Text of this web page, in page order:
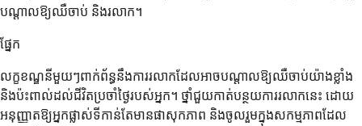
បណ្តាលឱ្យឈឺចាប់ និងរលាក។
ផ្នែក
លក្ខខណ្ឌនីមួយៗពាក់ព័ន្ធនឹងការរលាកដែលអាចបណ្តាលឱ្យឈឺចាប់យ៉ាងខ្លាំង
និងប៉ះពាល់ដល់ជីវិតប្រចាំថ្ងៃរបស់អ្នក។ ថ្នាំជួយកាត់បន្ថយការរលាកនេះ ដោយ
អនុញ្ញាតឱ្យអ្នកផ្លាស់ទីកាន់តែមានផាសុកភាព និងចូលរួមក្នុងសកម្មភាពដែល